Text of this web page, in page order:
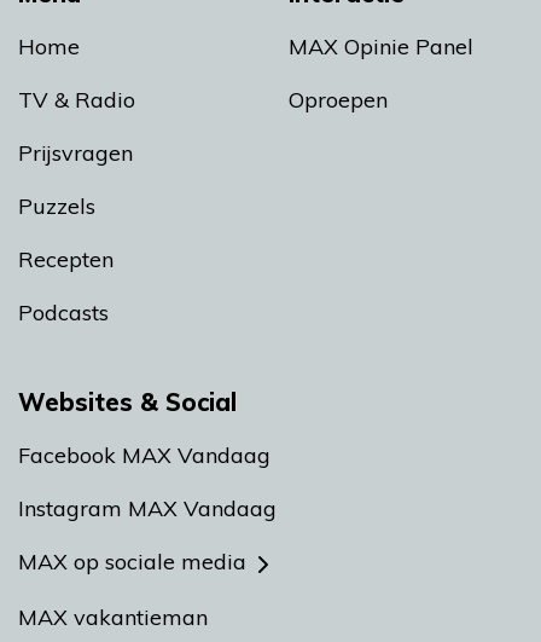
Home
TV & Radio
Prijsvragen
Puzzels
Recepten
Podcasts
MAX Opinie Panel
Oproepen
Websites & Social
Facebook MAX Vandaag
Instagram MAX Vandaag
MAX op sociale media
MAX vakantieman